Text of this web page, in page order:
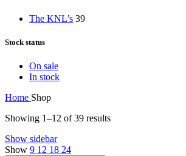
The KNL’s 39
Stock status
On sale
In stock
Home Shop
Showing 1–12 of 39 resultsSorted
Show sidebar
Show 9 12 18 24